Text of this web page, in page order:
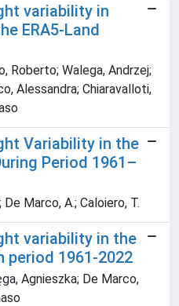
variability in
ERA5-Land
Roberto; Walega, Andrzej;
Alessandra; Chiaravalloti,
Variability in the
Period 1961–
Marco, A.; Caloiero, T.
variability in the
period 1961-2022
Agnieszka; De Marco,